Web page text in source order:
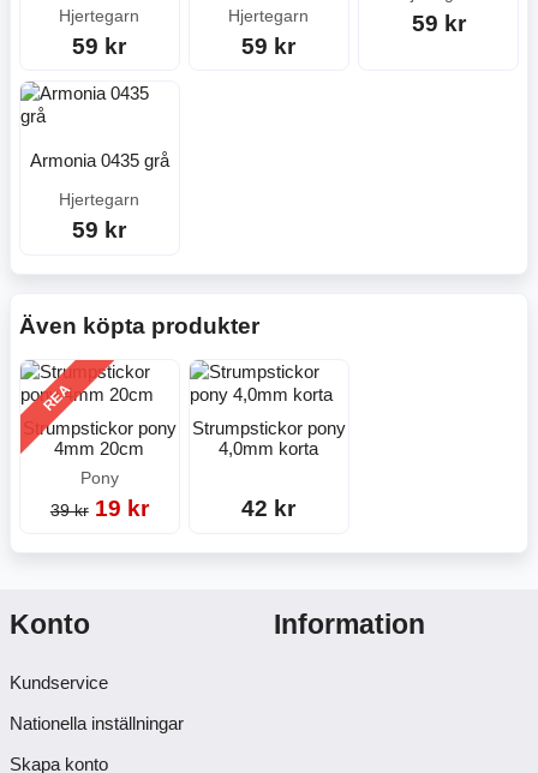
Hjertegarn
59 kr
Hjertegarn
59 kr
59 kr
Armonia 0435 grå
Hjertegarn
59 kr
Även köpta produkter
REA
Strumpstickor pony
4mm 20cm
Pony
39 kr 19 kr
Strumpstickor pony
4,0mm korta
42 kr
Konto
Kundservice
Nationella inställningar
Skapa konto
Information